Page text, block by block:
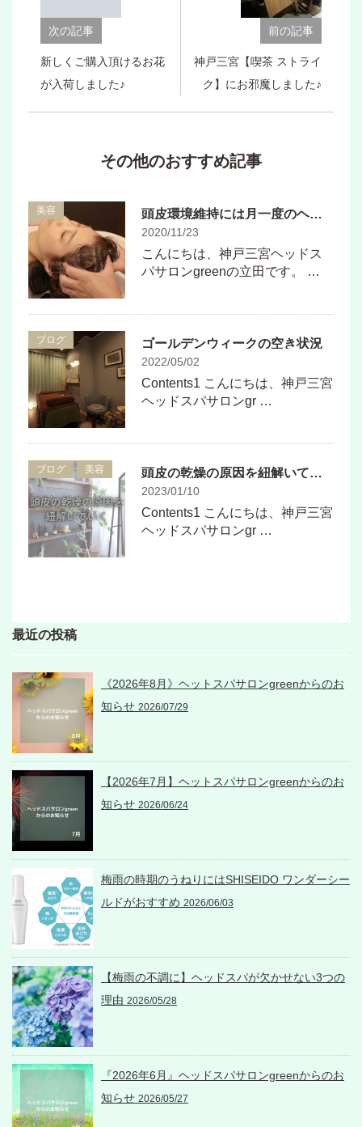
次の記事
新しくご購入頂けるお花
が入荷しました♪
前の記事
神戸三宮【喫茶 ストライ
ク】にお邪魔しました♪
その他のおすすめ記事
美容 頭皮環境維持には月一度のヘッドスパがおすすめ
2020/11/23
こんにちは、神戸三宮ヘッドス
パサロンgreenの立田です。 …
ブログ ゴールデンウィークの空き状況
2022/05/02
Contents1 こんにちは、神戸三宮
ヘッドスパサロンgr …
ブログ 美容 頭皮の乾燥の原因を紐解いていく
2023/01/10
Contents1 こんにちは、神戸三宮
ヘッドスパサロンgr …
最近の投稿
《2026年8月》ヘットスパサロンgreenからのお
知らせ 2026/07/29
【2026年7月】ヘットスパサロンgreenからのお
知らせ 2026/06/24
梅雨の時期のうねりにはSHISEIDO ワンダーシー
ルドがおすすめ 2026/06/03
【梅雨の不調に】ヘッドスパが欠かせない3つの
理由 2026/05/28
『2026年6月』ヘッドスパサロンgreenからのお
知らせ 2026/05/27